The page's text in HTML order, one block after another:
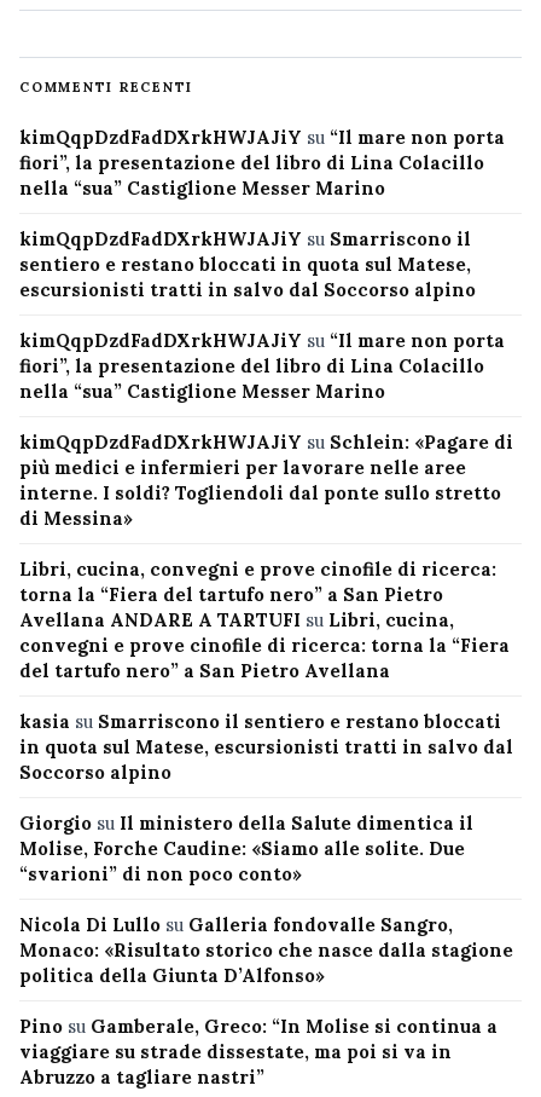
COMMENTI RECENTI
kimQqpDzdFadDXrkHWJAJiY su “Il mare non porta
fiori”, la presentazione del libro di Lina Colacillo
nella “sua” Castiglione Messer Marino
kimQqpDzdFadDXrkHWJAJiY su Smarriscono il
sentiero e restano bloccati in quota sul Matese,
escursionisti tratti in salvo dal Soccorso alpino
kimQqpDzdFadDXrkHWJAJiY su “Il mare non porta
fiori”, la presentazione del libro di Lina Colacillo
nella “sua” Castiglione Messer Marino
kimQqpDzdFadDXrkHWJAJiY su Schlein: «Pagare di
più medici e infermieri per lavorare nelle aree
interne. I soldi? Togliendoli dal ponte sullo stretto
di Messina»
Libri, cucina, convegni e prove cinofile di ricerca:
torna la “Fiera del tartufo nero” a San Pietro
Avellana ANDARE A TARTUFI su Libri, cucina,
convegni e prove cinofile di ricerca: torna la “Fiera
del tartufo nero” a San Pietro Avellana
kasia su Smarriscono il sentiero e restano bloccati
in quota sul Matese, escursionisti tratti in salvo dal
Soccorso alpino
Giorgio su Il ministero della Salute dimentica il
Molise, Forche Caudine: «Siamo alle solite. Due
“svarioni” di non poco conto»
Nicola Di Lullo su Galleria fondovalle Sangro,
Monaco: «Risultato storico che nasce dalla stagione
politica della Giunta D’Alfonso»
Pino su Gamberale, Greco: “In Molise si continua a
viaggiare su strade dissestate, ma poi si va in
Abruzzo a tagliare nastri”